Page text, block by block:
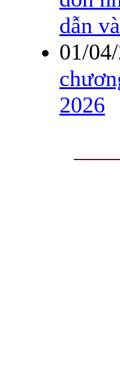
dẫn
01/
2026